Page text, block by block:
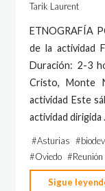
Tarik Laurent
ETNOGRAFÍA
de la actividad
Duración: 2-3
Cristo, Monte
actividad Este
actividad dirigida
#Asturias #
#Oviedo #Reunión
Sigue